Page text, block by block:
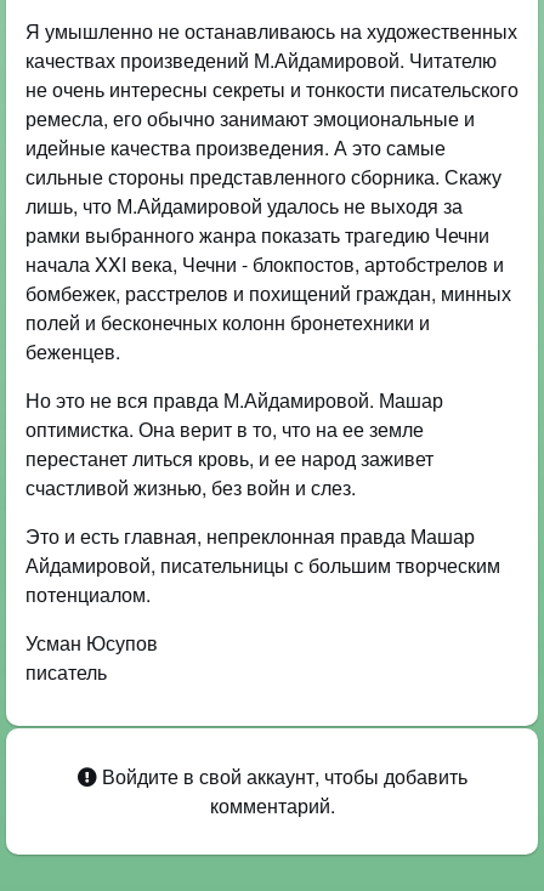
Я умышленно не останавливаюсь на художественных
качествах произведений М.Айдамировой. Читателю
не очень интересны секреты и тонкости писательского
ремесла, его обычно занимают эмоциональные и
идейные качества произведения. А это самые
сильные стороны представленного сборника. Скажу
лишь, что М.Айдамировой удалось не выходя за
рамки выбранного жанра показать трагедию Чечни
начала XXI века, Чечни - блокпостов, артобстрелов и
бомбежек, расстрелов и похищений граждан, минных
полей и бесконечных колонн бронетехники и
беженцев.
Но это не вся правда М.Айдамировой. Машар
оптимистка. Она верит в то, что на ее земле
перестанет литься кровь, и ее народ заживет
счастливой жизнью, без войн и слез.
Это и есть главная, непреклонная правда Машар
Айдамировой, писательницы с большим творческим
потенциалом.
Усман Юсупов
писатель
Войдите в свой аккаунт, чтобы добавить
комментарий.